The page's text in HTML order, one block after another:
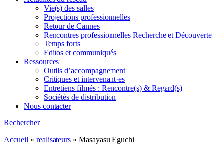
Vie(s) des salles
Projections professionnelles
Retour de Cannes
Rencontres professionnelles Recherche et Découverte
Temps forts
Editos et communiqués
Ressources
Outils d’accompagnement
Critiques et intervenant·es
Entretiens filmés : Rencontre(s) & Regard(s)
Sociétés de distribution
Nous contacter
Rechercher
Accueil » realisateurs » Masayasu Eguchi